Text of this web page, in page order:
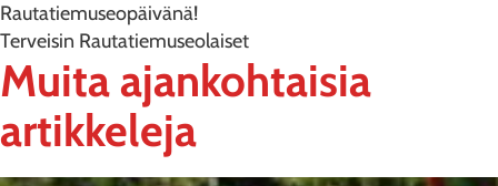
Rautatiemuseopäivänä!
Terveisin Rautatiemuseolaiset
Muita ajankohtaisia
artikkeleja